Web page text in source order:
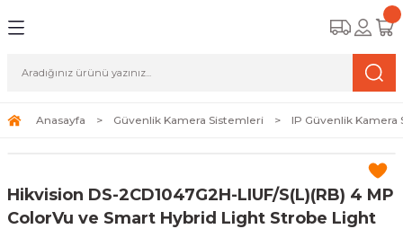
Sistemleri
Sistemleri (Network Kameraları)
ve Depolama Çözümleri
Güvenlik
Duvarı) Cihazları
Ağ Yönlendiricileri
ve Depolama Ürünleri
SSD
Anasayfa Güvenlik Kamera Sistemleri IP Güvenlik Kamera
Hikvision DS-2CD1047G2H-LIUF/S(L)(RB) 4 MP
ColorVu ve Smart Hybrid Light Strobe Light